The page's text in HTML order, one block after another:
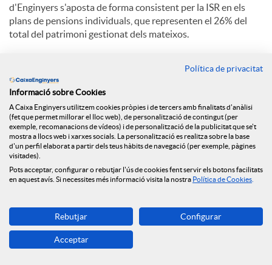
d'Enginyers s'aposta de forma consistent per la ISR en els
plans de pensions individuals, que representen el 26% del
total del patrimoni gestionat dels mateixos.
aconseguir la certificació. Es tracta d'un producte que
promou les Inversions Socialment Responsables integrant
afavorint així les inversions sostenibles a llarg termini.
Tant el Pla de Pensions Global Sustainability ISR com el Fons
de Inversió Fonengin ISR estan adherits als Principis de la
Inversió Responsable de les Nacions Unides (PRI).
Certificat del Fons d'Inversió Fonengin ISR.
Política de privacitat
Informació sobre Cookies
A Caixa Enginyers utilitzem cookies pròpies i de tercers amb finalitats d'anàlisi
(fet que permet millorar el lloc web), de personalització de contingut (per
exemple, recomanacions de vídeos) i de personalització de la publicitat que se't
mostra a llocs web i xarxes socials. La personalització es realitza sobre la base
d'un perfil elaborat a partir dels teus hàbits de navegació (per exemple, pàgines
visitades).
Pots acceptar, configurar o rebutjar l'ús de cookies fent servir els botons facilitats
en aquest avís. Si necessites més informació visita la nostra Política de Cookies
Rebutjar Configurar
Acceptar